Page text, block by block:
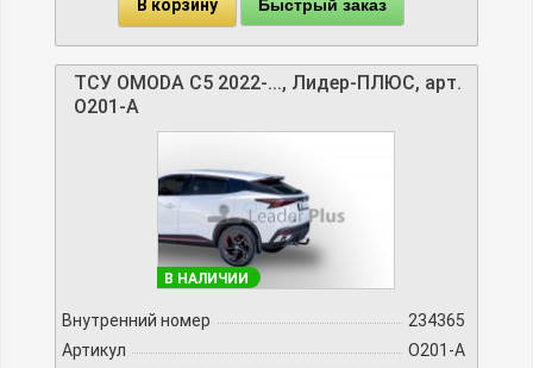
В корзину Быстрый заказ
ТСУ OMODA C5 2022-..., Лидер-ПЛЮС, арт.
O201-A
В НАЛИЧИИ
Внутренний номер
234365
Артикул
O201-A